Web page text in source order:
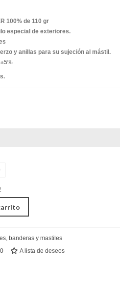
100% de 110 gr
especial de exteriores.
y anillas para su sujeción al mástil.
, banderas y mastiles
0 A lista de deseos